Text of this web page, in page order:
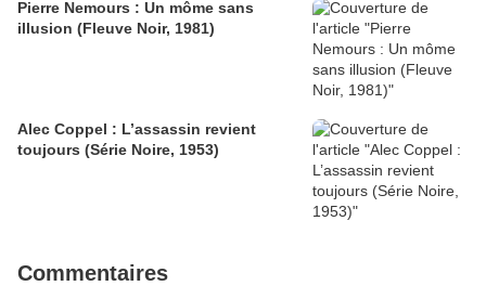
Pierre Nemours : Un môme sans
illusion (Fleuve Noir, 1981)
Alec Coppel : L’assassin revient
toujours (Série Noire, 1953)
Commentaires